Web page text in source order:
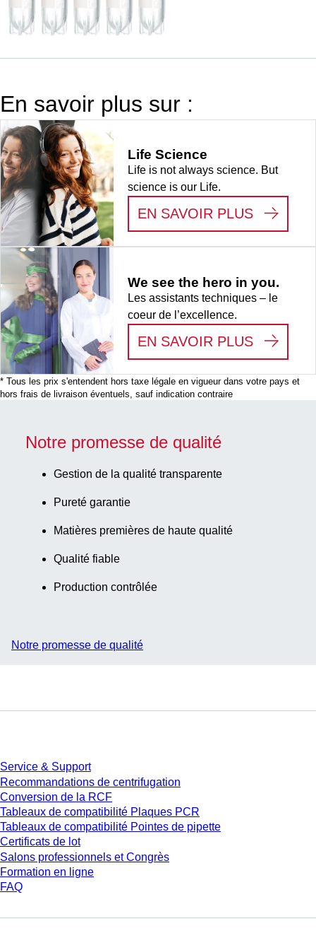
Cryo
Tested, 50
pièce(s)/sachet
En savoir plus sur :
Life Science
Life is not always science. But
science is our Life.
EN SAVOIR PLUS: LIFE
We see the hero in you.
Les assistants techniques – le
coeur de l’excellence.
EN SAVOIR PLUS: WE
* Tous les prix s'entendent hors taxe légale en vigueur dans votre pays et
hors frais de livraison éventuels, sauf indication contraire
Notre promesse de qualité
Gestion de la qualité transparente
Pureté garantie
Matières premières de haute qualité
Qualité fiable
Production contrôlée
Notre promesse de qualité
Service & Support
Recommandations de centrifugation
Conversion de la RCF
Tableaux de compatibilité Plaques PCR
Tableaux de compatibilité Pointes de pipette
Certificats de lot
Salons professionnels et Congrès
Formation en ligne
FAQ